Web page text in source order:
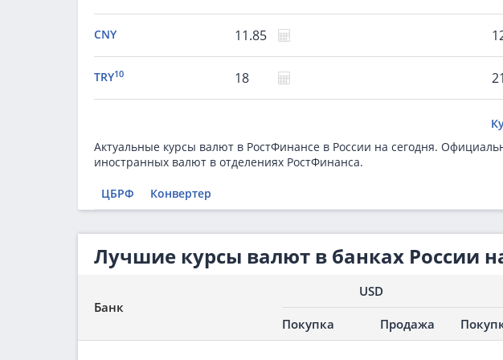
CNY 11.85
TRY10 18 21
Актуальные курсы валют в РостФинансе в России на сегодня.
иностранных валют в отделениях РостФинанса.
ЦБРФ Конвертер
Лучшие курсы валют в банках России
Банк
USD
Покупка
Продажа